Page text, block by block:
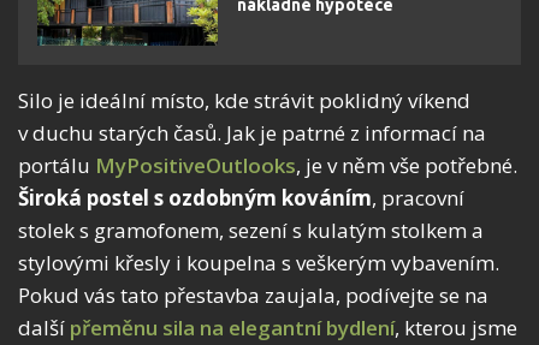
nákladné hypotéce
Silo je ideální místo, kde strávit poklidný víkend
v duchu starých časů. Jak je patrné z informací na
portálu MyPositiveOutlooks, je v něm vše potřebné.
Široká postel s ozdobným kováním, pracovní
stolek s gramofonem, sezení s kulatým stolkem a
stylovými křesly i koupelna s veškerým vybavením.
Pokud vás tato přestavba zaujala, podívejte se na
další přeměnu sila na elegantní bydlení, kterou jsme